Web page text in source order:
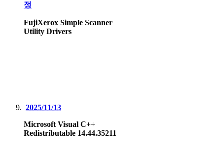
정
FujiXerox Simple Scanner
Utility Drivers
2025/11/13
Microsoft Visual C++
Redistributable 14.44.35211